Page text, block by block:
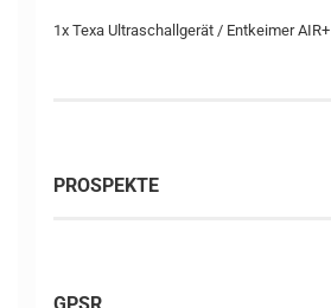
1x Texa Ultraschallgerät / Entkeimer AIR+
PROSPEKTE